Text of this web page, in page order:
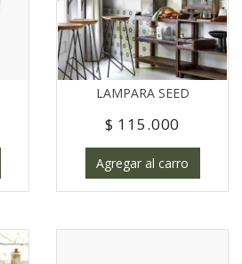
LAMPARA SEED
$ 115.000
Agregar al carro